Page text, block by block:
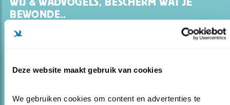
Deze website maakt gebruik van cookies
We gebruiken cookies om content en advertenties te
BEWONDE..
16.07.25
Om de beschermde natuur in de Wadden te